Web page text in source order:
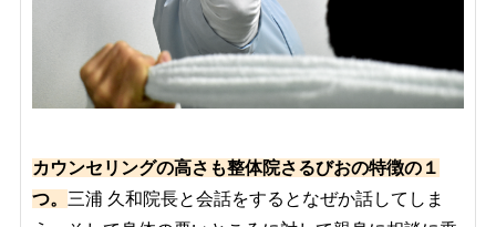
カウンセリングの高さも整体院さるびおの特徴の１
つ。 三浦 久和院長と会話をするとなぜか話してしま